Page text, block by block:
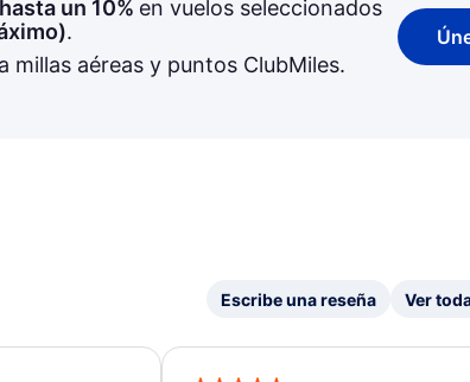
un 10% en vuelos seleccionados
.
millas aéreas y puntos ClubMiles.
Escribe una reseña Ver